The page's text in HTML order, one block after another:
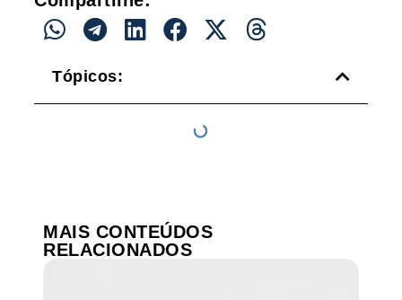
Tópicos:
MAIS CONTEÚDOS
RELACIONADOS